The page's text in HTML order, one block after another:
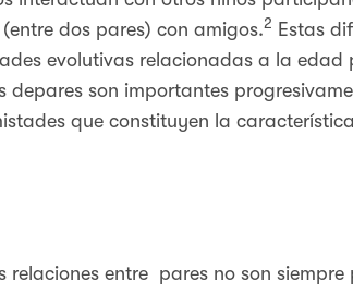
dos pares) con amigos.2 Estas
evolutivas relacionadas a la
depares son importantes
que constituyen la
relaciones entre pares no son